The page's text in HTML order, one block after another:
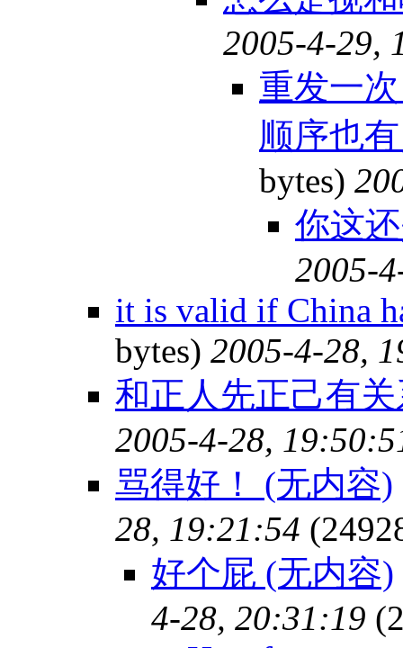
2005-4-29,
重发一
顺序也
bytes)
你这
2005-
it is valid if China
bytes) 2005-4-28,
和正人先正己有
2005-4-28,
骂得好！ (无内容)
28, 19:21:54
好个屁 (无内容)
4-28, 20:31:19